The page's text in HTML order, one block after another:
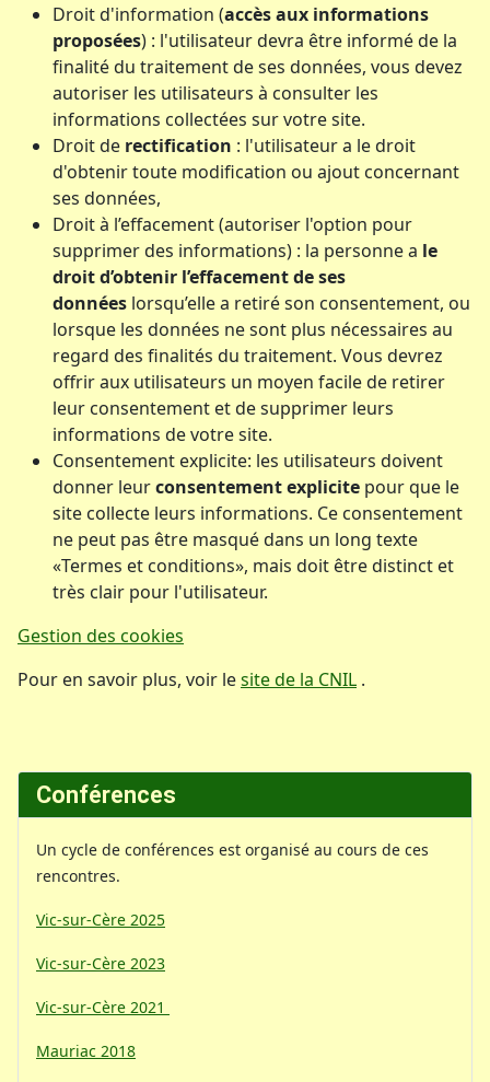
Droit d'information (accès aux informations
proposées) : l'utilisateur devra être informé de la
finalité du traitement de ses données, vous devez
autoriser les utilisateurs à consulter les
informations collectées sur votre site.
Droit de rectification : l'utilisateur a le droit
d'obtenir toute modification ou ajout concernant
ses données,
Droit à l’effacement (autoriser l'option pour
supprimer des informations) : la personne a le
droit d’obtenir l’effacement de ses
données lorsqu’elle a retiré son consentement, ou
lorsque les données ne sont plus nécessaires au
regard des finalités du traitement. Vous devrez
offrir aux utilisateurs un moyen facile de retirer
leur consentement et de supprimer leurs
informations de votre site.
Consentement explicite: les utilisateurs doivent
donner leurconsentement explicite pour que le
site collecte leurs informations. Ce consentement
ne peut pas être masqué dans un long texte
«Termes et conditions», mais doit être distinct et
très clair pour l'utilisateur.
Gestion des cookies
Pour en savoir plus, voir lesite de la CNIL .
Conférences
Un cycle de conférences est organisé au cours de ces
rencontres.
Vic-sur-Cère 2025
Vic-sur-Cère 2023
Vic-sur-Cère 2021
Mauriac 2018